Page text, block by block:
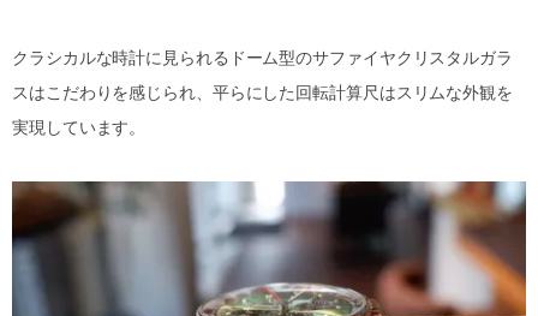
クラシカルな時計に見られるドーム型のサファイヤクリスタルガラ
スはこだわりを感じられ、平らにした回転計算尺はスリムな外観を
実現しています。